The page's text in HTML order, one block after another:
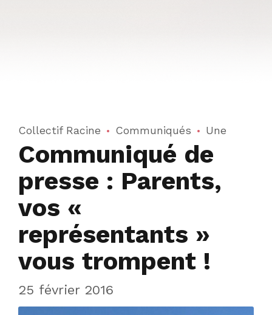
Collectif Racine Communiqués Une
Communiqué de
presse : Parents,
vos «
représentants »
vous trompent !
25 février 2016